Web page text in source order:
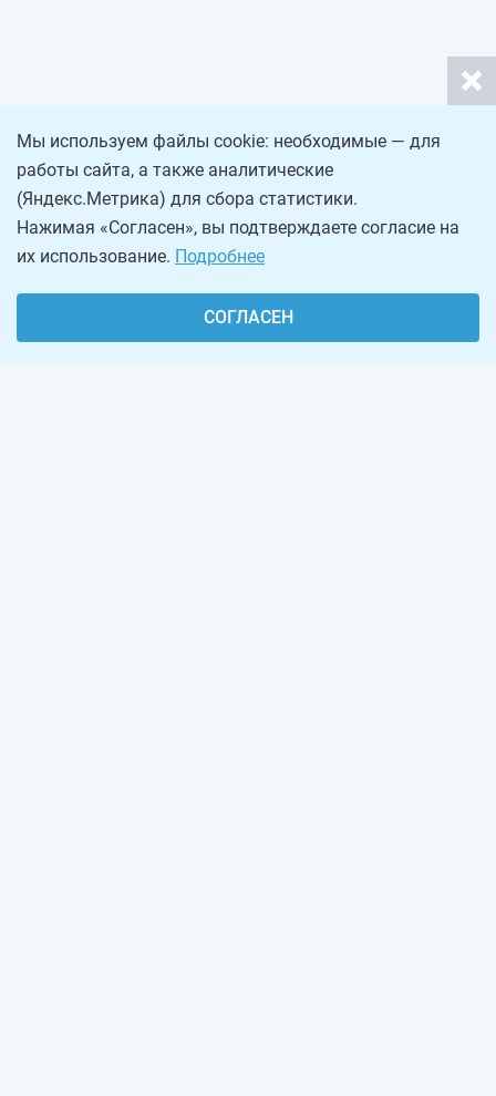
Мы используем файлы cookie: необходимые — для
работы сайта, а также аналитические
(Яндекс.Метрика) для сбора статистики.
Нажимая «Согласен», вы подтверждаете согласие на
их использование. Подробнее
СОГЛАСЕН